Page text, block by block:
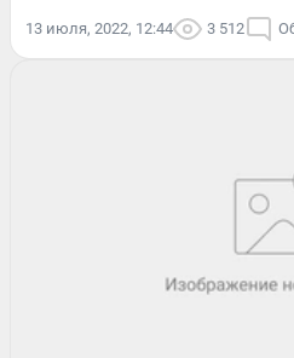
13 июля, 2022, 12:44 3 512